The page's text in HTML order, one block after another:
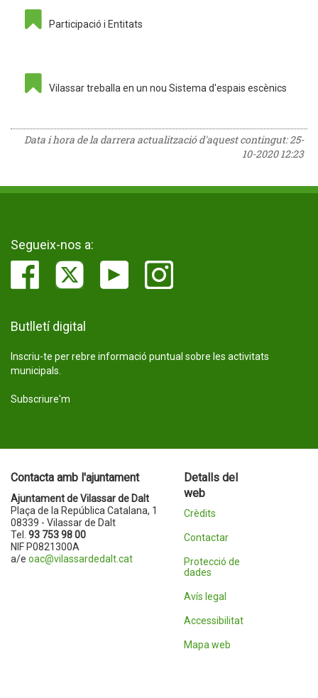
Participació i Entitats
Vilassar treballa en un nou Sistema d'espais escènics
Data i hora de la darrera actualització d'aquest contingut:25-
10-2020 12:23
Segueix-nos a:
Butlletí digital
Inscriu-te per rebre informació puntual sobre les activitats
municipals.
Subscriure'm
Contacta amb l'ajuntament
Ajuntament de Vilassar de Dalt
Plaça de la República Catalana, 1
08339 - Vilassar de Dalt
Tel. 93 753 98 00
NIF P0821300A
a/e oac@vilassardedalt.cat
Detalls del
web
Crèdits
Contactar
Protecció de
dades
Avís legal
Accessibilitat
Mapa web